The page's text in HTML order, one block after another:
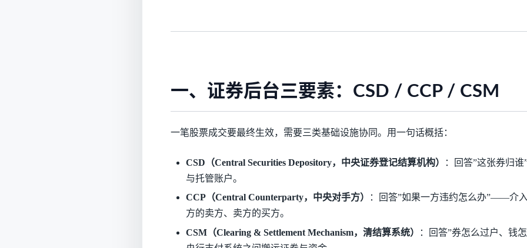
一、证券后台三要素：CSD / CCP / CSM
一笔股票成交要最终生效，需要三类基础设施协同。用一句话概括：
CSD（Central Securities Depository，中央证券登记结算机构）
：回答”这张券归
与托管账户。
CCP（Central Counterparty，中央对手方）
：回答”如果一方违约怎么办”——介
方的卖方、卖方的买方。
CSM（Clearing & Settlement Mechanism，清结算系统）
：回答”券怎么过户、钱